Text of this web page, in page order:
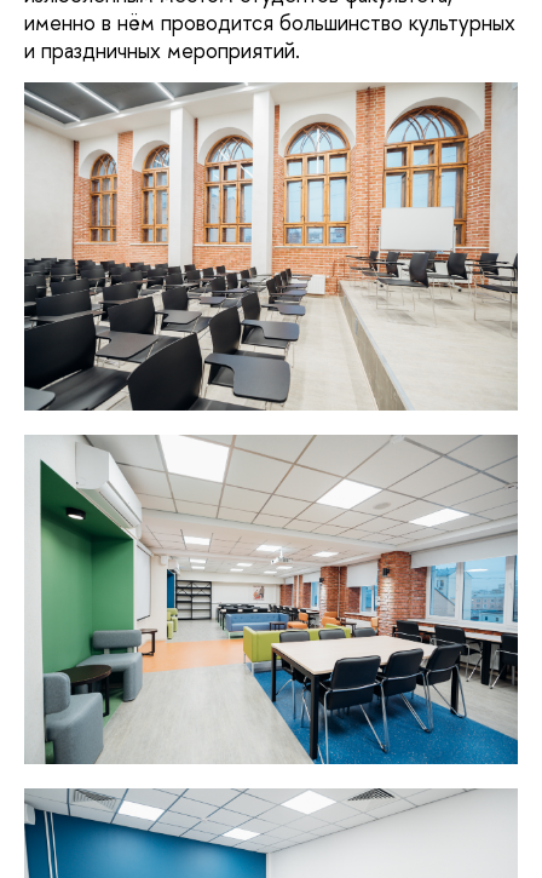
именно в нём проводится большинство культурных
и праздничных мероприятий.